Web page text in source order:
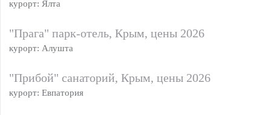
курорт: Ялта
"Прага" парк-отель, Крым, цены 2026
курорт: Алушта
"Прибой" санаторий, Крым, цены 2026
курорт: Евпатория